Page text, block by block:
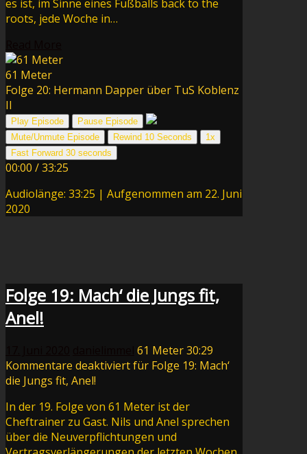
es ist, im Sinne eines Fußballs back to the
roots, jede Woche in…
61 Meter
Folge 20: Hermann Dapper über TuS Koblenz
II
Play Episode
Pause Episode
Mute/Unmute Episode
Rewind 10 Seconds
1x
Fast Forward 30 seconds
00:00 /33:25
Audiolänge: 33:25 | Aufgenommen am 22. Juni
2020
Folge 19: Mach‘ die Jungs fit,
Anel!
61 Meter30:29
Kommentare deaktiviertfür Folge 19: Mach‘
die Jungs fit, Anel!
In der 19. Folge von 61 Meter ist der
Cheftrainer zu Gast. Nils und Anel sprechen
über die Neuverpflichtungen und